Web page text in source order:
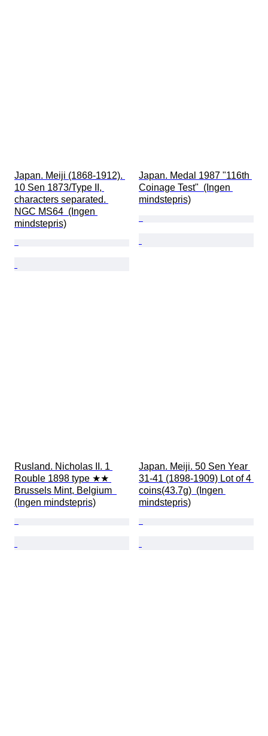
Japan. Meiji (1868-1912).
10 Sen 1873/Type II,
characters separated.
NGC MS64  (Ingen
mindstepris)
Japan. Medal 1987 "116th
Coinage Test"  (Ingen
mindstepris)
Rusland. Nicholas II. 1
Rouble 1898 type ★★
Brussels Mint, Belgium
(Ingen mindstepris)
Japan. Meiji. 50 Sen Year
31-41 (1898-1909) Lot of 4
coins(43.7g)  (Ingen
mindstepris)